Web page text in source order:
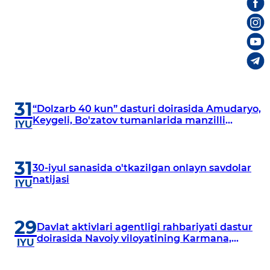
31
IYU
“Dolzarb 40 kun” dasturi doirasida Amudaryo,
Keygeli, Bo'zatov tumanlarida manzilli
31
IYU
30-iyul sanasida o'tkazilgan onlayn savdolar
natijasi
29
IYU
Davlat aktivlari agentligi rahbariyati dastur
doirasida Navoiy viloyatining Karmana,